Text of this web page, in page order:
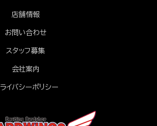
店舗情報
お問い合わせ
スタッフ募集
会社案内
イバシーポリシー